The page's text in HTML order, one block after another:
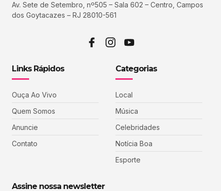
Av. Sete de Setembro, nº505 – Sala 602 – Centro, Campos
dos Goytacazes – RJ 28010-561
Links Rápidos
Ouça Ao Vivo
Quem Somos
Anuncie
Contato
Categorias
Local
Música
Celebridades
Notícia Boa
Esporte
Assine nossa newsletter